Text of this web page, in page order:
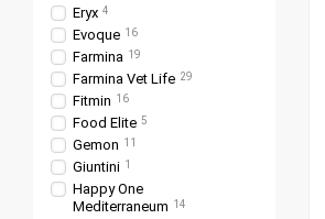
Eryx 4
Evoque 16
Farmina 19
Farmina Vet Life 29
Fitmin 16
Food Elite 5
Gemon 11
Giuntini 1
Happy One
Mediterraneum 14